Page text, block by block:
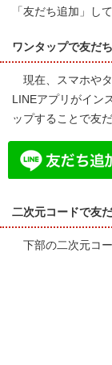
「友だち追加」し
ワンタップで友だ
現在、スマホや
LINEアプリがイン
ップすることで友
二次元コードで友
下部の二次元コ